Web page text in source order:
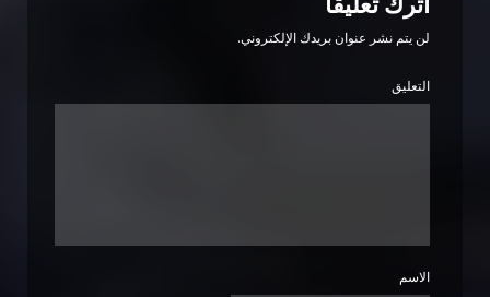
لن يتم نشر عنوان بريدك الإلكتروني.
التعليق
الاسم